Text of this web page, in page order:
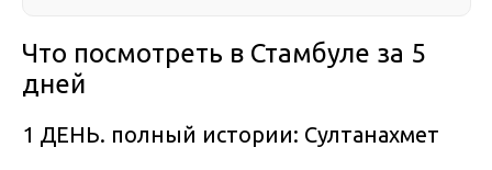
Что посмотреть в Стамбуле за 5
дней
1 ДЕНЬ. полный истории: Султанахмет